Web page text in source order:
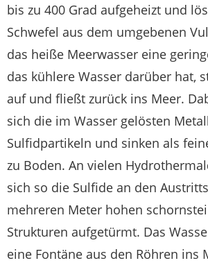
bis zu 400 Grad aufgeheizt und
Schwefel aus dem umgebenen
das heiße Meerwasser eine
das kühlere Wasser darüber hat,
auf und fließt zurück ins Meer.
sich die im Wasser gelösten
Sulfidpartikeln und sinken als
zu Boden. An vielen
sich so die Sulfide an den
mehreren Meter hohen
Strukturen aufgetürmt. Das
eine Fontäne aus den Röhren ins